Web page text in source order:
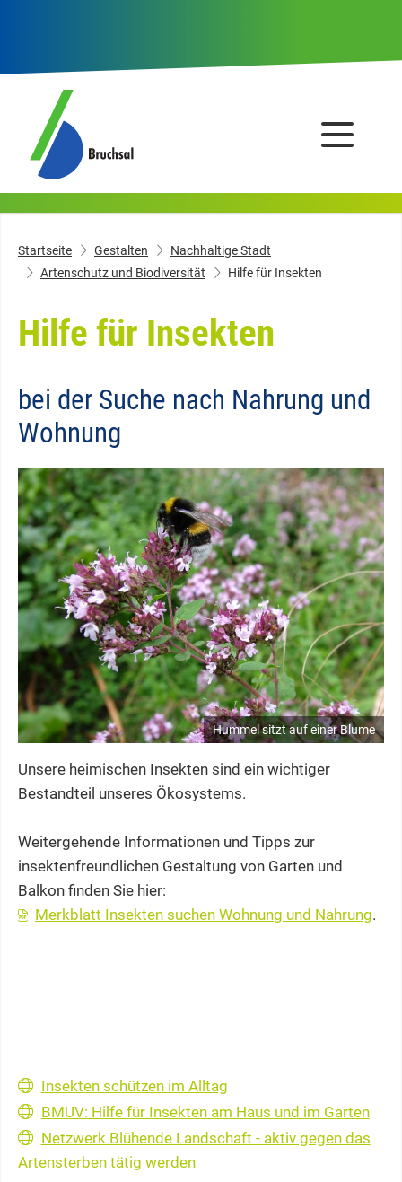
Startseite Gestalten
Nachhaltige Stadt
Artenschutz und Biodiversität
Hilfe für Insekten
Hilfe für Insekten
bei der Suche nach Nahrung und
Wohnung
Hummel sitzt auf einer Blume
Unsere heimischen Insekten sind ein wichtiger
Bestandteil unseres Ökosystems.
Weitergehende Informationen und Tipps zur
insektenfreundlichen Gestaltung von Garten und
Balkon finden Sie hier:
Merkblatt Insekten suchen Wohnung und Nahrung.
Insekten schützen im Alltag
BMUV: Hilfe für Insekten am Haus und im Garten
Netzwerk Blühende Landschaft - aktiv gegen das
Artensterben tätig werden